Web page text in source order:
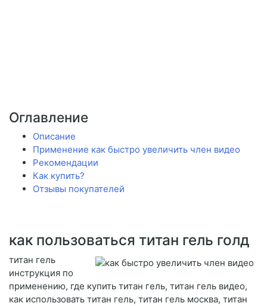
Оглавление
Описание
Применение как быстро увеличить член видео
Рекомендации
Как купить?
Отзывы покупателей
как пользоваться титан гель голд
титан гель
инструкция по
применению, где купить титан гель, титан гель видео,
как использовать титан гель, титан гель москва, титан